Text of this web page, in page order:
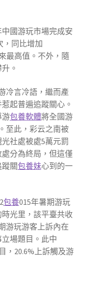
國游玩市場完成安
，同比增加
最高值。不外，隨
。
冷言冷語，繼而產
起普遍追蹤關心。
游包養軟體將全國游
至此，彩云之南被
社處被處5萬元罰
分為終局，但這僅
關包養妹心到的一
包養015年暑期游玩
時光里，該平臺共收
游玩游客上訴內在
場題目。此中
，20.6%上訴觸及游